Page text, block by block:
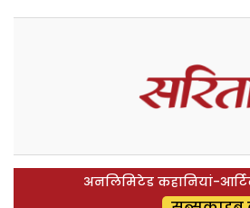
अनलिमिटेड कहानियां-